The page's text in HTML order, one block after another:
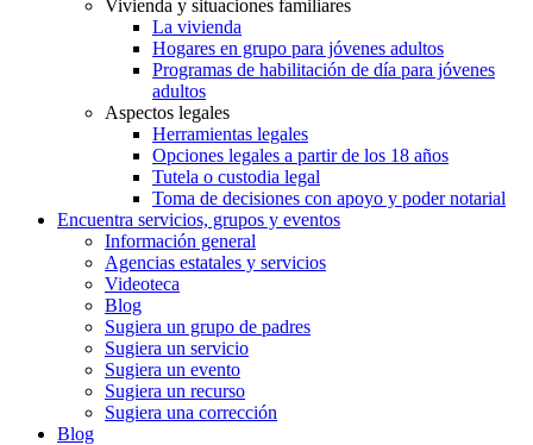
Vivienda y situaciones familiares
La vivienda
Hogares en grupo para jóvenes adultos
Programas de habilitación de día para jóvenes
adultos
Aspectos legales
Herramientas legales
Opciones legales a partir de los 18 años
Tutela o custodia legal
Toma de decisiones con apoyo y poder notarial
Encuentra servicios, grupos y eventos
Información general
Agencias estatales y servicios
Videoteca
Blog
Sugiera un grupo de padres
Sugiera un servicio
Sugiera un evento
Sugiera un recurso
Sugiera una corrección
Blog